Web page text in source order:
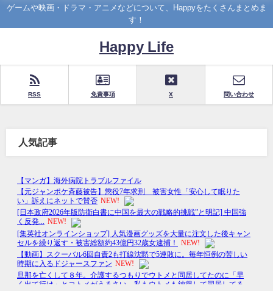
ゲームや映画・ドラマ・アニメなどについて、Happyをたくさんまとめま
す！
Happy Life
RSS 免責事項 X 問い合わせ
人気記事